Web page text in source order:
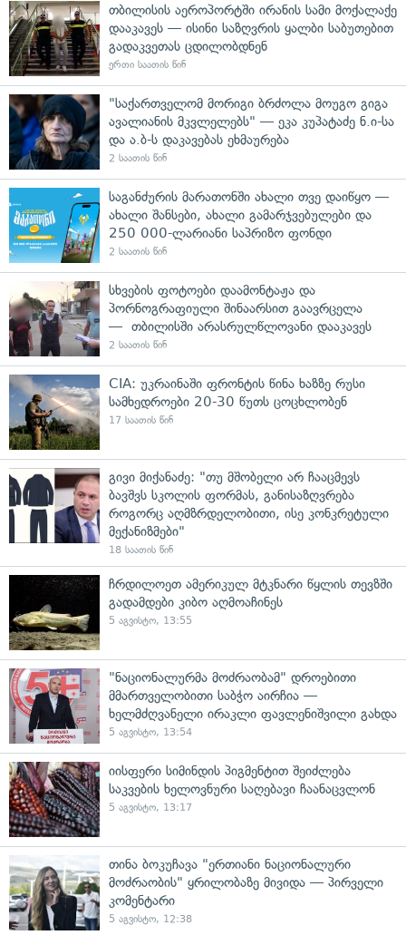
თბილისის აეროპორტში ირანის სამი მოქალაქე
დააკავეს — ისინი საზღვრის ყალბი საბუთებით
გადაკვეთას ცდილობდნენ
ერთი საათის წინ
"საქართველომ მორიგი ბრძოლა მოუგო გიგა
ავალიანის მკვლელებს" — ეკა კუპატაძე ნ.ი-სა
და ა.ბ-ს დაკავებას ეხმაურება
2 საათის წინ
საგანძურის მარათონში ახალი თვე დაიწყო —
ახალი შანსები, ახალი გამარჯვებულები და
250 000-ლარიანი საპრიზო ფონდი
2 საათის წინ
სხვების ფოტოები დაამონტაჟა და
პორნოგრაფიული შინაარსით გაავრცელა
— თბილისში არასრულწლოვანი დააკავეს
2 საათის წინ
CIA: უკრაინაში ფრონტის წინა ხაზზე რუსი
სამხედროები 20-30 წუთს ცოცხლობენ
17 საათის წინ
გივი მიქანაძე: "თუ მშობელი არ ჩააცმევს
ბავშვს სკოლის ფორმას, განისაზღვრება
როგორც აღმზრდელობითი, ისე კონკრეტული
მექანიზმები"
18 საათის წინ
ჩრდილოეთ ამერიკულ მტკნარი წყლის თევზში
გადამდები კიბო აღმოაჩინეს
5 აგვისტო, 13:55
"ნაციონალურმა მოძრაობამ" დროებითი
მმართველობითი საბჭო აირჩია —
ხელმძღვანელი ირაკლი ფავლენიშვილი გახდა
5 აგვისტო, 13:54
იისფერი სიმინდის პიგმენტით შეიძლება
საკვების ხელოვნური საღებავი ჩაანაცვლონ
5 აგვისტო, 13:17
თინა ბოკუჩავა "ერთიანი ნაციონალური
მოძრაობის" ყრილობაზე მივიდა — პირველი
კომენტარი
5 აგვისტო, 12:38